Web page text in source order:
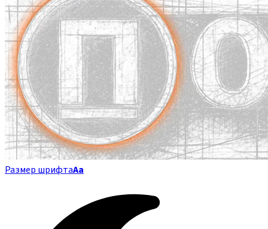
Размер шрифтаАа